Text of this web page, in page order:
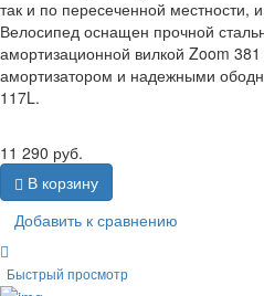
так и по пересеченной местности,
Велосипед оснащен прочной
амортизационной вилкой Zoom
амортизатором и надежными
117L.
11 290 руб.
В корзину
Добавить к сравнению
Быстрый просмотр